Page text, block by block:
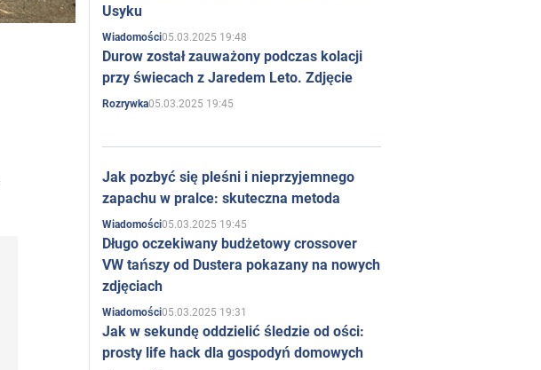
Usyku
Wiadomości05.03.2025 19:48
Durow został zauważony podczas kolacji
przy świecach z Jaredem Leto. Zdjęcie
Rozrywka05.03.2025 19:45
Jak pozbyć się pleśni i nieprzyjemnego
zapachu w pralce: skuteczna metoda
Wiadomości05.03.2025 19:45
Długo oczekiwany budżetowy crossover
VW tańszy od Dustera pokazany na nowych
zdjęciach
Wiadomości05.03.2025 19:31
Jak w sekundę oddzielić śledzie od ości:
prosty life hack dla gospodyń domowych